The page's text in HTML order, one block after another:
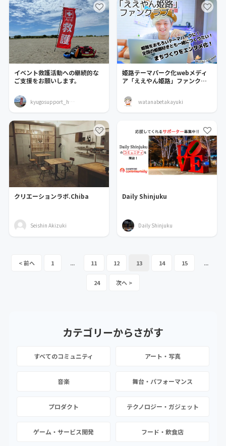
イベント救護活動への継続的な
ご支援をお願いします。
kyugosupport_hamanako
姫路テーマパーク化webメディ
ア「ええやん姫路」ファンクラ
watanabetakayuki
クリエーションラボ.Chiba
Seishin Akizuki
Daily Shinjuku
Daily Shinjuku
1 ... 11 12 13 14 15 ...
24
カテゴリーからさがす
すべてのコミュニティ アート・写真
音楽 舞台・パフォーマンス
プロダクト テクノロジー・ガジェット
ゲーム・サービス開発 フード・飲食店